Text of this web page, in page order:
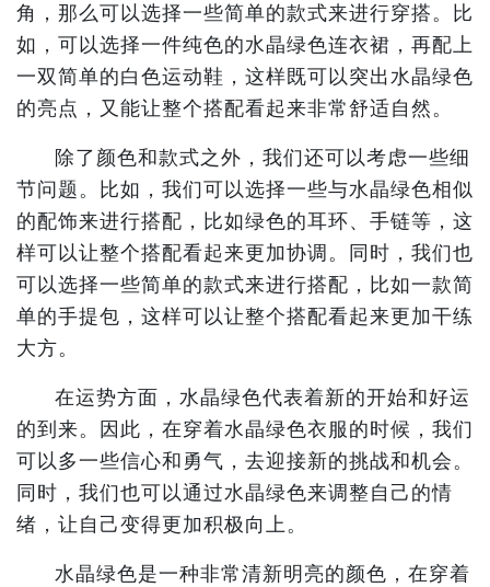
角，那么可以选择一些简单的款式来进行穿搭。比
如，可以选择一件纯色的水晶绿色连衣裙，再配上
一双简单的白色运动鞋，这样既可以突出水晶绿色
的亮点，又能让整个搭配看起来非常舒适自然。
除了颜色和款式之外，我们还可以考虑一些细
节问题。比如，我们可以选择一些与水晶绿色相似
的配饰来进行搭配，比如绿色的耳环、手链等，这
样可以让整个搭配看起来更加协调。同时，我们也
可以选择一些简单的款式来进行搭配，比如一款简
单的手提包，这样可以让整个搭配看起来更加干练
大方。
在运势方面，水晶绿色代表着新的开始和好运
的到来。因此，在穿着水晶绿色衣服的时候，我们
可以多一些信心和勇气，去迎接新的挑战和机会。
同时，我们也可以通过水晶绿色来调整自己的情
绪，让自己变得更加积极向上。
水晶绿色是一种非常清新明亮的颜色，在穿着